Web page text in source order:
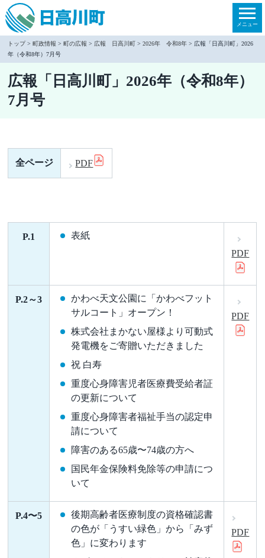
本
文
移
メニュー
トップ>町政情報 >町の広報 > 広報 日高川町 >2026年 令和8年 > 広報「日高川町」2026
年（令和8年）7月号
広報「日高川町」2026年（令和8年）
7月号
全ページ PDF
P.1
表紙
PDF
P.2～3
かわべ天文公園に「かわべフット
サルコート」オープン！
株式会社まかない屋様より可動式
発電機をご寄贈いただきました
祝 白寿
重度心身障害児者医療費受給者証
の更新について
重度心身障害者福祉手当の認定申
請について
障害のある65歳〜74歳の方へ
国民年金保険料免除等の申請につ
いて
PDF
P.4〜5
後期高齢者医療制度の資格確認書
の色が「うすい緑色」から「みず
色」に変わります
PDF